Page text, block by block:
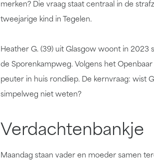
merken? Die vraag staat centraal in de
tweejarige kind in Tegelen.
Heather G. (39) uit Glasgow woont in 2023
de Sporenkampweg. Volgens het
peuter in huis rondliep. De kernvraag: wist
simpelweg niet weten?
Verdachtenbankje
Maandag staan vader en moeder samen